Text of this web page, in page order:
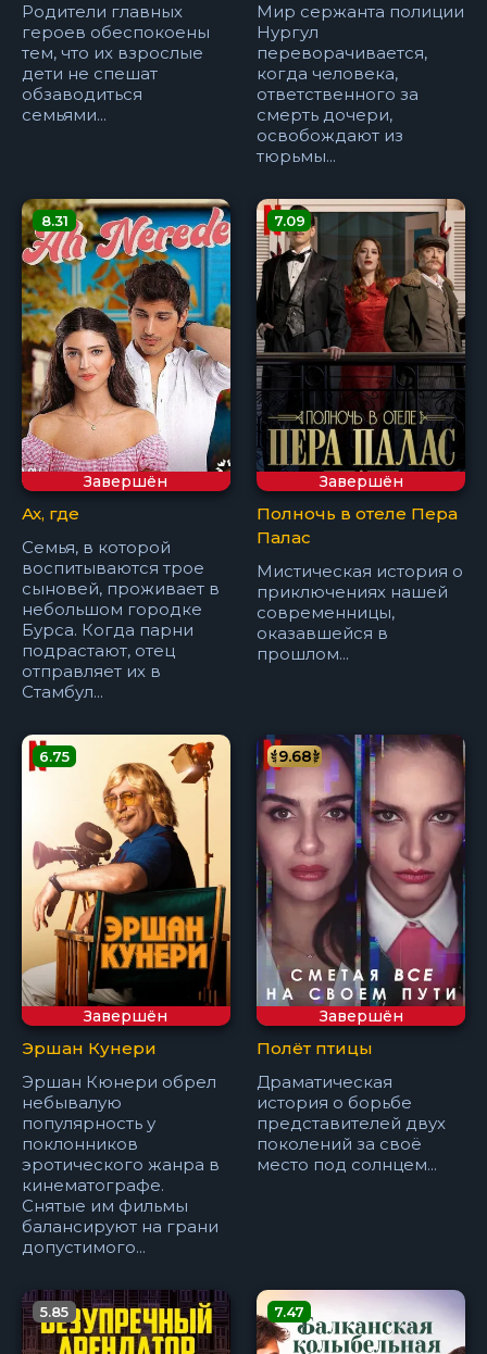
Родители главных
героев обеспокоены
тем, что их взрослые
дети не спешат
обзаводиться
семьями...
Мир сержанта полиции
Нургул
переворачивается,
когда человека,
ответственного за
смерть дочери,
освобождают из
тюрьмы...
Завершён
8.31
Ах, где
Семья, в которой
воспитываются трое
сыновей, проживает в
небольшом городке
Бурса. Когда парни
подрастают, отец
отправляет их в
Стамбул...
Завершён
7.09
Полночь в отеле Пера
Палас
Мистическая история о
приключениях нашей
современницы,
оказавшейся в
прошлом...
Завершён
6.75
Эршан Кунери
Эршан Кюнери обрел
небывалую
популярность у
поклонников
эротического жанра в
кинематографе.
Снятые им фильмы
балансируют на грани
допустимого...
Завершён
9.68
Полёт птицы
Драматическая
история о борьбе
представителей двух
поколений за своё
место под солнцем...
5.85 7.47